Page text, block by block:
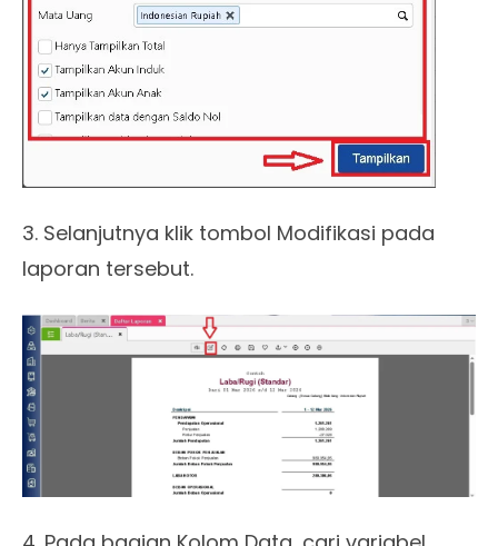
3. Selanjutnya klik tombol Modifikasi pada
laporan tersebut.